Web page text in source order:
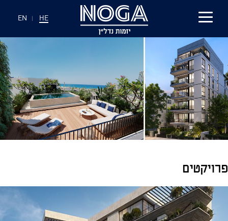
EN | HE